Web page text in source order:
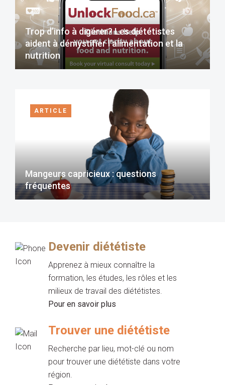
Trop d’info à digérer? Les diététistes
aident à démystifier l’alimentation et la
nutrition
ARTICLE
Mangeurs capricieux : questions
fréquentes
Devenir diététiste
Apprenez à mieux connaître la
formation, les études, les rôles et les
milieux de travail des diététistes.
Pour en savoir plus
Trouver une diététiste
Recherche par lieu, mot-clé ou nom
pour trouver une diététiste dans votre
région.